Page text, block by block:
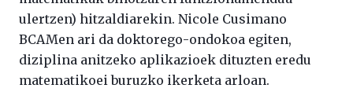
ulertzen) hitzaldiarekin. Nicole Cusimano
BCAMen ari da doktorego-ondokoa egiten,
diziplina anitzeko aplikazioek dituzten eredu
matematikoei buruzko ikerketa arloan.